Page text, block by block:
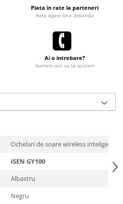
Plata in rate la parteneri
Rate egale fara dobanda
Ai o intrebare?
Suntem aici sa te ajutam
Ochelari de soare wireless inteligenti
iSEN GY100
Albastru
Negru